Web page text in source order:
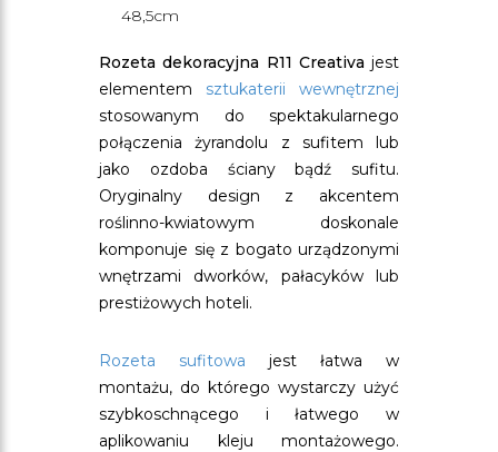
48,5cm
Rozeta dekoracyjna R11 Creativa jest
elementem sztukaterii wewnętrznej
stosowanym do spektakularnego
połączenia żyrandolu z sufitem lub
jako ozdoba ściany bądź sufitu.
Oryginalny design z akcentem
roślinno-kwiatowym doskonale
komponuje się z bogato urządzonymi
wnętrzami dworków, pałacyków lub
prestiżowych hoteli.
Rozeta sufitowa jest łatwa w
montażu, do którego wystarczy użyć
szybkoschnącego i łatwego w
aplikowaniu kleju montażowego.